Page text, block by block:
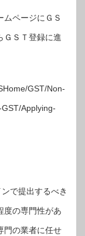
ムページにＧＳ
ＧＳＴ登録に進
GST/Non-
Applying-
で提出するべき
度の専門性があ
門の業者に任せ